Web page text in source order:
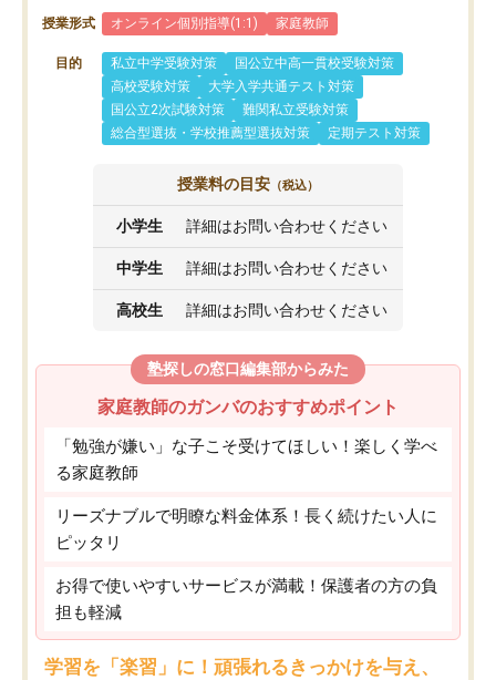
授業形式 オンライン個別指導(1:1) 家庭教師
目的 私立中学受験対策
国公立中高一貫校受験対策
高校受験対策
大学入学共通テスト対策
国公立2次試験対策
難関私立受験対策
総合型選抜・学校推薦型選抜対策
定期テスト対策
授業料の目安 （税込）
小学生 詳細はお問い合わせください
中学生 詳細はお問い合わせください
高校生 詳細はお問い合わせください
塾探しの窓口編集部からみた
家庭教師のガンバのおすすめポイント
「勉強が嫌い」な子こそ受けてほしい！楽しく学べ
る家庭教師
リーズナブルで明瞭な料金体系！長く続けたい人に
ピッタリ
お得で使いやすいサービスが満載！保護者の方の負
担も軽減
学習を「楽習」に！頑張れるきっかけを与え、